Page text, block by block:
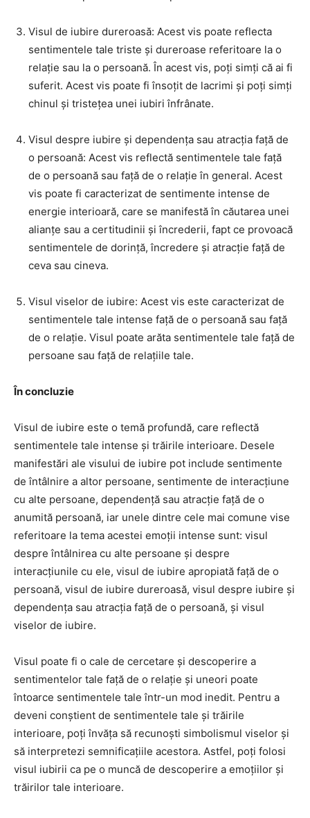
Visul de iubire dureroasă: Acest vis poate reflecta
sentimentele tale triste și dureroase referitoare la o
relație sau la o persoană. În acest vis, poți simți că ai fi
suferit. Acest vis poate fi însoțit de lacrimi și poți simți
chinul și tristețea unei iubiri înfrânate.
Visul despre iubire și dependența sau atracția față de
o persoană: Acest vis reflectă sentimentele tale față
de o persoană sau față de o relație în general. Acest
vis poate fi caracterizat de sentimente intense de
energie interioară, care se manifestă în căutarea unei
alianțe sau a certitudinii și încrederii, fapt ce provoacă
sentimentele de dorință, încredere și atracție față de
ceva sau cineva.
Visul viselor de iubire: Acest vis este caracterizat de
sentimentele tale intense față de o persoană sau față
de o relație. Visul poate arăta sentimentele tale față de
persoane sau față de relațiile tale.
În concluzie
Visul de iubire este o temă profundă, care reflectă
sentimentele tale intense și trăirile interioare. Desele
manifestări ale visului de iubire pot include sentimente
de întâlnire a altor persoane, sentimente de interacțiune
cu alte persoane, dependență sau atracție față de o
anumită persoană, iar unele dintre cele mai comune vise
referitoare la tema acestei emoții intense sunt: visul
despre întâlnirea cu alte persoane și despre
interacțiunile cu ele, visul de iubire apropiată față de o
persoană, visul de iubire dureroasă, visul despre iubire și
dependența sau atracția față de o persoană, și visul
viselor de iubire.
Visul poate fi o cale de cercetare și descoperire a
sentimentelor tale față de o relație și uneori poate
întoarce sentimentele tale într-un mod inedit. Pentru a
deveni conștient de sentimentele tale și trăirile
interioare, poți învăța să recunoști simbolismul viselor și
să interpretezi semnificațiile acestora. Astfel, poți folosi
visul iubirii ca pe o muncă de descoperire a emoțiilor și
trăirilor tale interioare.